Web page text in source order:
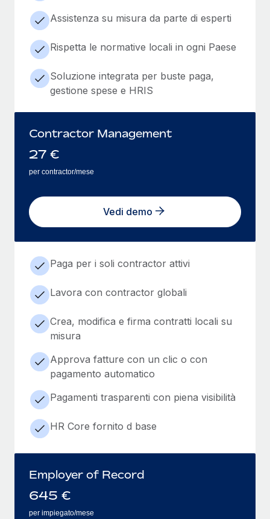
Assistenza su misura da parte di esperti
Rispetta le normative locali in ogni Paese
Soluzione integrata per buste paga,
gestione spese e HRIS
Contractor Management
27 €
per contractor/mese
Vedi demo
Paga per i soli contractor attivi
Lavora con contractor globali
Crea, modifica e firma contratti locali su
misura
Approva fatture con un clic o con
pagamento automatico
Pagamenti trasparenti con piena visibilità
HR Core fornito d base
Employer of Record
645 €
per impiegato/mese